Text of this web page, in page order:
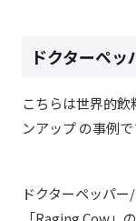
ドクターペ
こちらは世界的
ンアップ の事例で
ドクターペッパ